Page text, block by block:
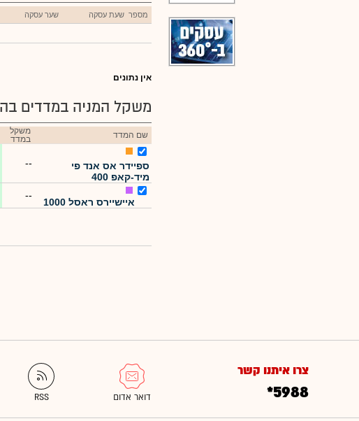
מספר שעת עסקה שער עסקה
אין נתונים
משקל המניה במדדים
שם המדד
משקל
במדד
ספיידר אס אנד פי
מיד-קאפ 400
--
איישיירס ראסל 1000
--
צרו איתנו קשר
*5988